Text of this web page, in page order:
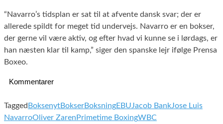
“Navarro’s tidsplan er sat til at afvente dansk svar; der er
allerede spildt for meget tid undervejs. Navarro er en bokser,
der gerne vil være aktiv, og efter hvad vi kunne se i lørdags, er
han næsten klar til kamp,” siger den spanske lejr ifølge Prensa
Boxeo.
Kommentarer
Tagged BoksenytBokserBoksningEBUJacob BankJose Luis
NavarroOliver Zaren Primetime BoxingWBC